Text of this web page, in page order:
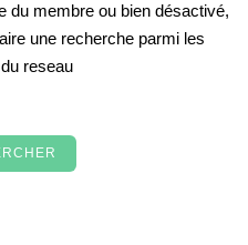
du membre ou bien désactivé,
une recherche parmi les
reseau